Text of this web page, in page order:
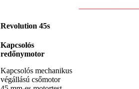
Revolution 45s
Kapcsolós
redőnymotor
Kapcsolós mechanikus
végállású csőmotor